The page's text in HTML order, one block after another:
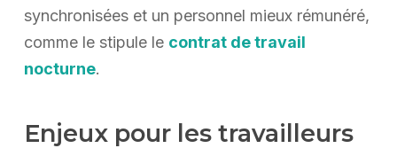
synchronisées et un personnel mieux rémunéré,
comme le stipule le contrat de travail
nocturne.
Enjeux pour les travailleurs